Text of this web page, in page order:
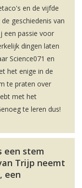
en de vijfde
geschiedenis van
een passie voor
dingen laten
Science071 en
het enige in de
te praten over
met het
te leren dus!
een stem
Trijp neemt
een